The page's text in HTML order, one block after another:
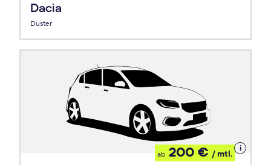
Dacia
Duster
ab 200 € / mtl.
Details
zum